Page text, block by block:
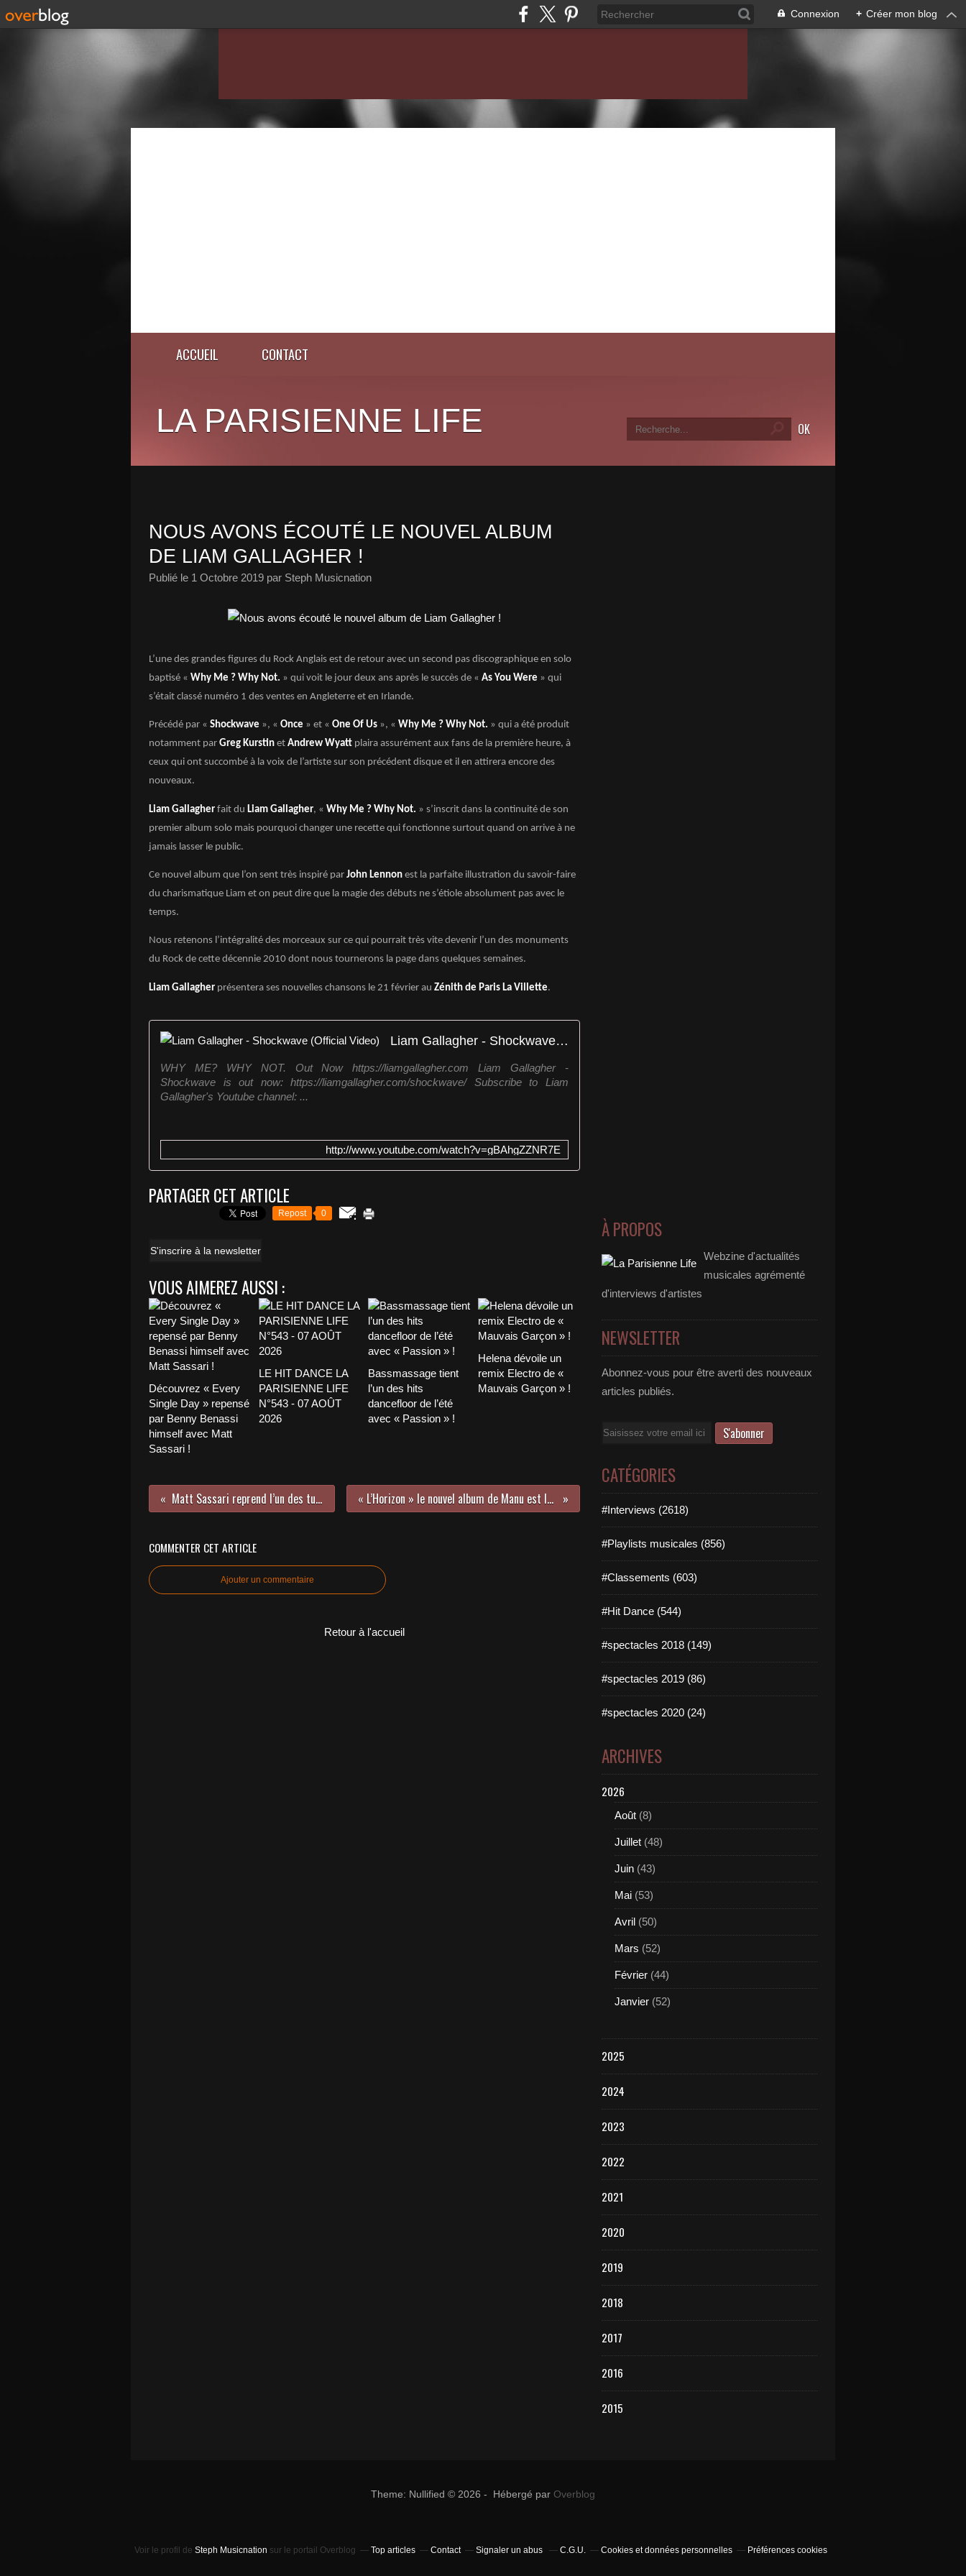
Connexion + Créer mon blog
ACCUEIL CONTACT
LA PARISIENNE LIFE
NOUS AVONS ÉCOUTÉ LE NOUVEL ALBUM
DE LIAM GALLAGHER !
Publié le 1 Octobre 2019 par Steph Musicnation
L’une des grandes figures du Rock Anglais est de retour avec un second pas discographique en solo
baptisé « Why Me ? Why Not. » qui voit le jour deux ans après le succès de « As You Were » qui
s’était classé numéro 1 des ventes en Angleterre et en Irlande.
Précédé par « Shockwave », « Once » et « One Of Us », « Why Me ? Why Not. » qui a été produit
notamment par Greg Kurstin et Andrew Wyatt plaira assurément aux fans de la première heure, à
ceux qui ont succombé à la voix de l’artiste sur son précédent disque et il en attirera encore des
nouveaux.
Liam Gallagher fait du Liam Gallagher, « Why Me ? Why Not. » s’inscrit dans la continuité de son
premier album solo mais pourquoi changer une recette qui fonctionne surtout quand on arrive à ne
jamais lasser le public.
Ce nouvel album que l’on sent très inspiré par John Lennon est la parfaite illustration du savoir-faire
du charismatique Liam et on peut dire que la magie des débuts ne s’étiole absolument pas avec le
temps.
Nous retenons l’intégralité des morceaux sur ce qui pourrait très vite devenir l’un des monuments
du Rock de cette décennie 2010 dont nous tournerons la page dans quelques semaines.
Liam Gallagher présentera ses nouvelles chansons le 21 février au Zénith de Paris La Villette.
Liam Gallagher - Shockwave (Official Video)
WHY ME? WHY NOT. Out Now https://liamgallagher.com Liam Gallagher -
Shockwave is out now: https://liamgallagher.com/shockwave/ Subscribe to Liam
Gallagher's Youtube channel: ...
http://www.youtube.com/watch?v=gBAhgZZNR7E
PARTAGER CET ARTICLE
Repost 0
S'inscrire à la newsletter
VOUS AIMEREZ AUSSI :
Découvrez « Every
Single Day » repensé
par Benny Benassi
himself avec Matt
Sassari !
LE HIT DANCE LA
PARISIENNE LIFE
N°543 - 07 AOÛT
2026
Bassmassage tient
l’un des hits
dancefloor de l’été
avec « Passion » !
Helena dévoile un
remix Electro de «
Mauvais Garçon » !
Matt Sassari reprend l’un des tubes de Madonna et ça le fait ! « L’Horizon » le nouvel album de Manu est la claque Rock FR de cette fin d’année !
COMMENTER CET ARTICLE
Ajouter un commentaire
Retour à l'accueil
À PROPOS
Webzine d'actualités
musicales agrémenté
d'interviews d'artistes
NEWSLETTER
Abonnez-vous pour être averti des nouveaux
articles publiés.
Email
CATÉGORIES
#Interviews (2618)
#Playlists musicales (856)
#Classements (603)
#Hit Dance (544)
#spectacles 2018 (149)
#spectacles 2019 (86)
#spectacles 2020 (24)
ARCHIVES
2026
Août (8)
Juillet (48)
Juin (43)
Mai (53)
Avril (50)
Mars (52)
Février (44)
Janvier (52)
2025
2024
2023
2022
2021
2020
2019
2018
2017
2016
2015
Theme: Nullified © 2026 - Hébergé par Overblog
Voir le profil de Steph Musicnation sur le portail Overblog Top articles Contact Signaler un abus C.G.U. Cookies et données personnelles Préférences cookies